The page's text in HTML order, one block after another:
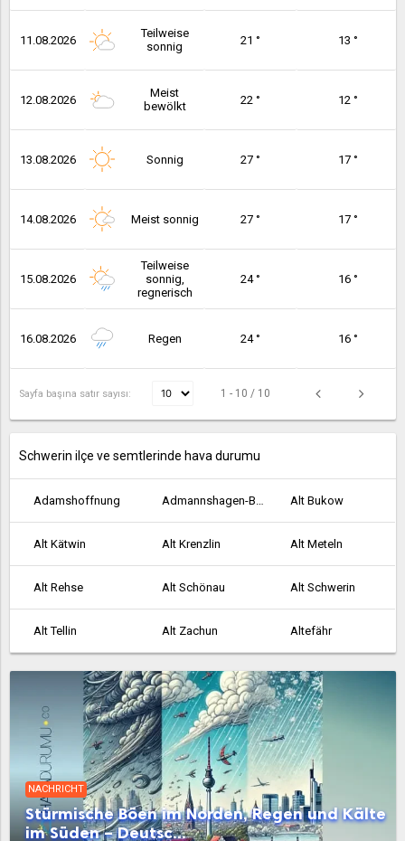
11.08.2026
Teilweise
sonnig
21 ° 13 °
12.08.2026
Meist
bewölkt
22 ° 12 °
13.08.2026 Sonnig 27 ° 17 °
14.08.2026 Meist sonnig 27 ° 17 °
15.08.2026
Teilweise
sonnig,
regnerisch
24 ° 16 °
16.08.2026 Regen 24 ° 16 °
Sayfa başına satır sayısı: 1 - 10 / 10
Schwerin ilçe ve semtlerinde hava durumu
Adamshoffnung Admannshagen-Bargeshagen Alt Bukow
Alt Kätwin Alt Krenzlin Alt Meteln
Alt Rehse Alt Schönau Alt Schwerin
Alt Tellin Alt Zachun Altefähr
Altenkirchen Altenpleen Altentreptow
Altkalen Altwarp Altwigshagen
Ankershagen Anklam Bad Doberan
Bad Kleinen Bad Sülze Badow
NACHRICHT
Stürmische Böen im Norden, Regen und Kälte
im Süden – Deutsc...